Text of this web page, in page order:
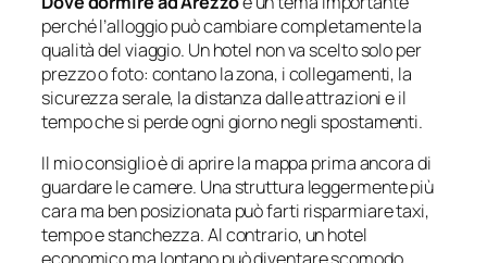
perché l’alloggio può cambiare completamente la
qualità del viaggio. Un hotel non va scelto solo per
prezzo o foto: contano la zona, i collegamenti, la
sicurezza serale, la distanza dalle attrazioni e il
tempo che si perde ogni giorno negli spostamenti.
Il mio consiglio è di aprire la mappa prima ancora di
guardare le camere. Una struttura leggermente più
cara ma ben posizionata può farti risparmiare taxi,
tempo e stanchezza. Al contrario, un hotel